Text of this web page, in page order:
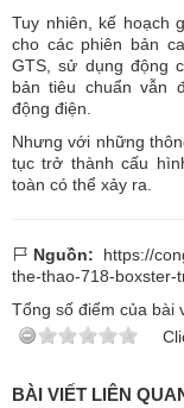
Tuy nhiên, kế hoạch
cho các phiên bản
GTS, sử dụng động
bản tiêu chuẩn vẫn
động điện.
Nhưng với những
tục trở thành cấu
toàn có thể xảy ra.
Nguồn:
https://
the-thao-718-boxster-
Tổng số điểm của bài
BÀI VIẾT LIÊN